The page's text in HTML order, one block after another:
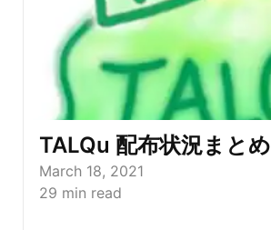
TALQu 配布状況まとめ
March 18, 2021
29 min read